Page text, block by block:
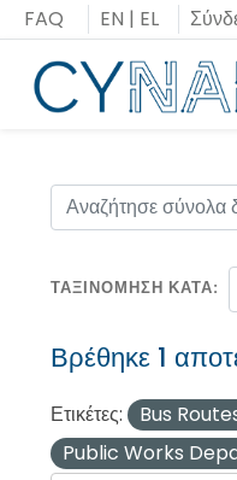
Μεταπήδηση
στο
περιεχόμενο
FAQ EN | EL
ΤΑΞΙΝΌΜΗΣΗ ΚΑΤΆ
Βρέθηκε 1
Ετικέτες: Bus
Public Works